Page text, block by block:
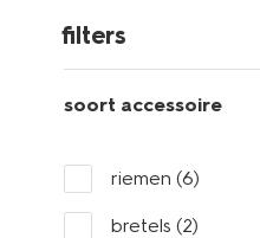
filters
soort accessoire
riemen (6)
bretels (2)